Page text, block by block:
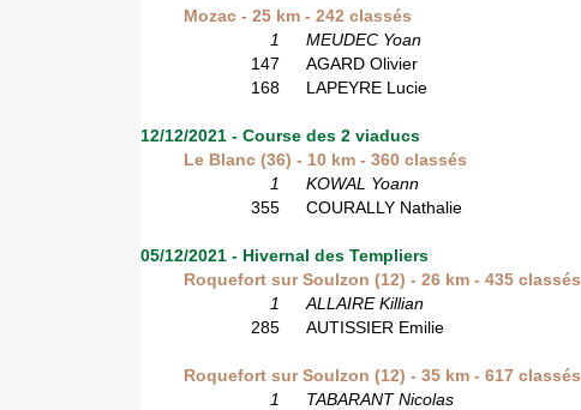
Mozac - 25 km - 242 classés
1
MEUDEC Yoan
147
AGARD Olivier
168
LAPEYRE Lucie
12/12/2021 - Course des 2 viaducs
Le Blanc (36) - 10 km - 360 classés
1
KOWAL Yoann
355
COURALLY Nathalie
05/12/2021 - Hivernal des Templiers
Roquefort sur Soulzon (12) - 26 km - 435 classés
1
ALLAIRE Killian
285
AUTISSIER Emilie
Roquefort sur Soulzon (12) - 35 km - 617 classés
1
TABARANT Nicolas